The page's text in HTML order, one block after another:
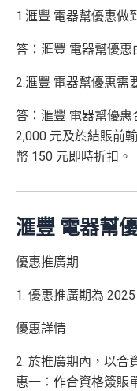
1.滙豐 電器幫優惠做
答：滙豐 電器幫優惠
2.滙豐 電器幫優惠需
答：滙豐 電器幫優
2,000 元及於結賬前
幣 150 元即時折扣。
滙豐 電器幫
優惠推廣期
1. 優惠推廣期為
優惠詳情
2. 於推廣期內，以合
惠一：作合資格簽賬